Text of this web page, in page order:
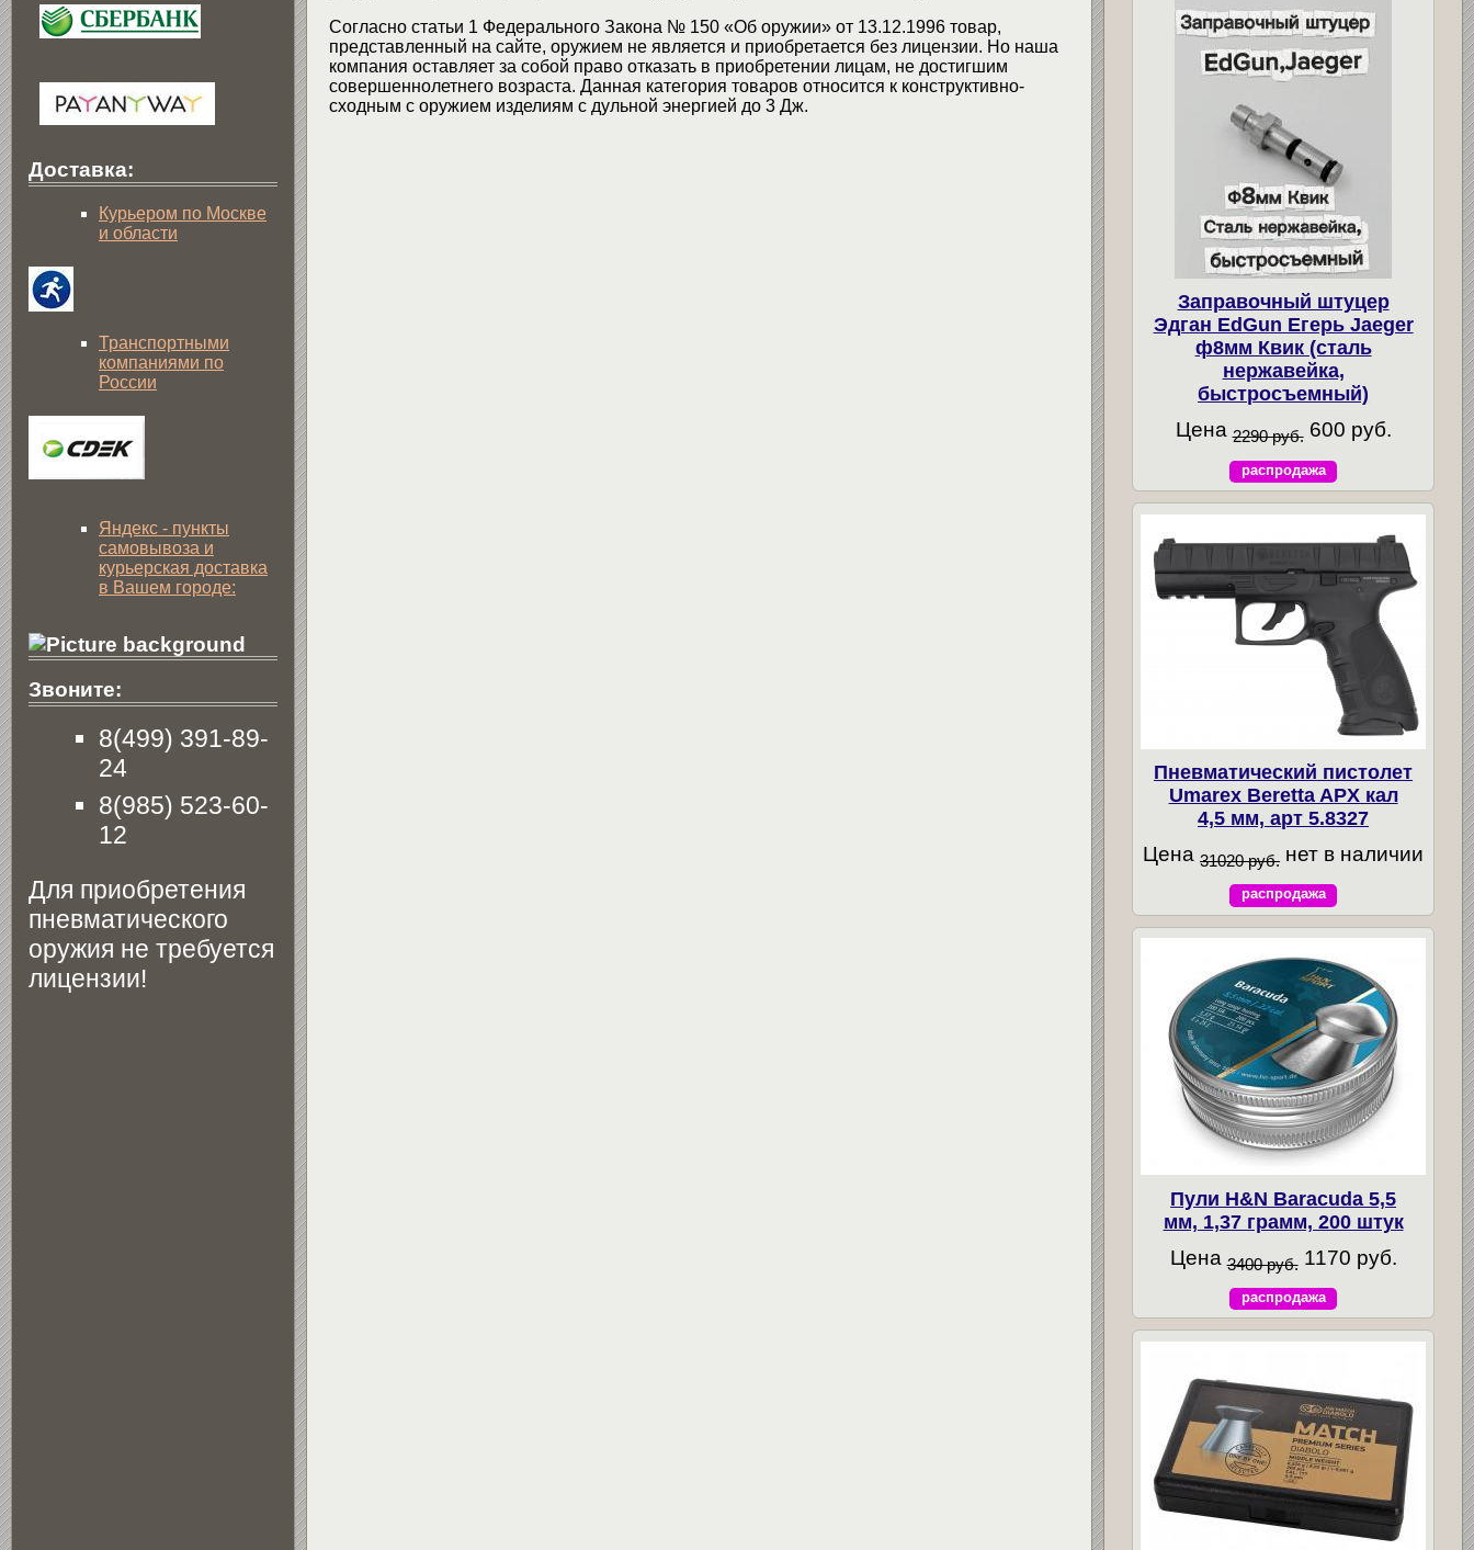
Согласно статьи 1 Федерального Закона № 150 «Об оружии» от 13.12.1996 товар,
представленный на сайте, оружием не является и приобретается без лицензии. Но наша
компания оставляет за собой право отказать в приобретении лицам, не достигшим
совершеннолетнего возраста. Данная категория товаров относится к конструктивно-
сходным с оружием изделиям с дульной энергией до 3 Дж.
Доставка:
Курьером по Москве
и области
Транспортными
компаниями по
России
Яндекс - пункты
самовывоза и
курьерская доставка
в Вашем городе:
Звоните:
8(499) 391-89-
24
8(985) 523-60-
12
Для приобретения
пневматического
оружия не требуется
лицензии!
Заправочный штуцер
Эдган EdGun Егерь Jaeger
ф8мм Квик (сталь
нержавейка,
быстросъемный)
Цена 2290 руб. 600 руб.
распродажа
Пневматический пистолет
Umarex Beretta APX кал
4,5 мм, арт 5.8327
Цена31020 руб. нет в наличии
распродажа
Пули H&N Baracuda 5,5
мм, 1,37 грамм, 200 штук
Цена 3400 руб. 1170 руб.
распродажа